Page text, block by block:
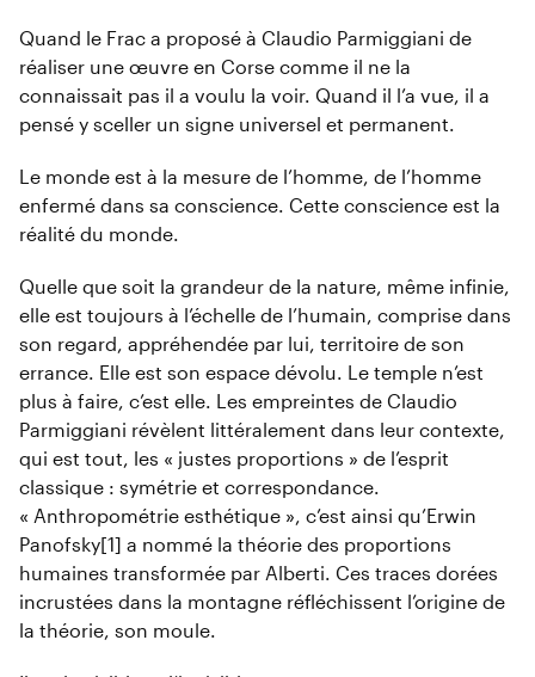
Quand le Frac a proposé à Claudio Parmiggiani de
réaliser une œuvre en Corse comme il ne la
connaissait pas il a voulu la voir. Quand il l’a vue, il a
pensé y sceller un signe universel et permanent.
Le monde est à la mesure de l’homme, de l’homme
enfermé dans sa conscience. Cette conscience est la
réalité du monde.
Quelle que soit la grandeur de la nature, même infinie,
elle est toujours à l’échelle de l’humain, comprise dans
son regard, appréhendée par lui, territoire de son
errance. Elle est son espace dévolu. Le temple n’est
plus à faire, c’est elle. Les empreintes de Claudio
Parmiggiani révèlent littéralement dans leur contexte,
qui est tout, les « justes proportions » de l’esprit
classique : symétrie et correspondance.
« Anthropométrie esthétique », c’est ainsi qu’Erwin
Panofsky[1] a nommé la théorie des proportions
humaines transformée par Alberti. Ces traces dorées
incrustées dans la montagne réfléchissent l’origine de
la théorie, son moule.